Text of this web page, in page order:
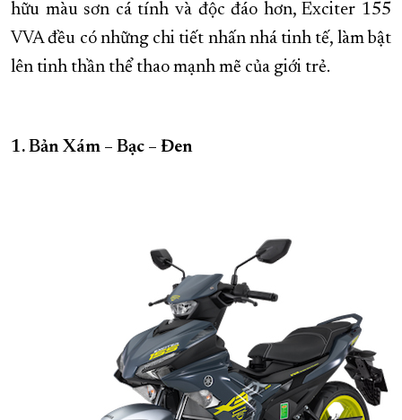
hữu màu sơn cá tính và độc đáo hơn, Exciter 155
VVA đều có những chi tiết nhấn nhá tinh tế, làm bật
lên tinh thần thể thao mạnh mẽ của giới trẻ.
1. Bản Xám – Bạc – Đen